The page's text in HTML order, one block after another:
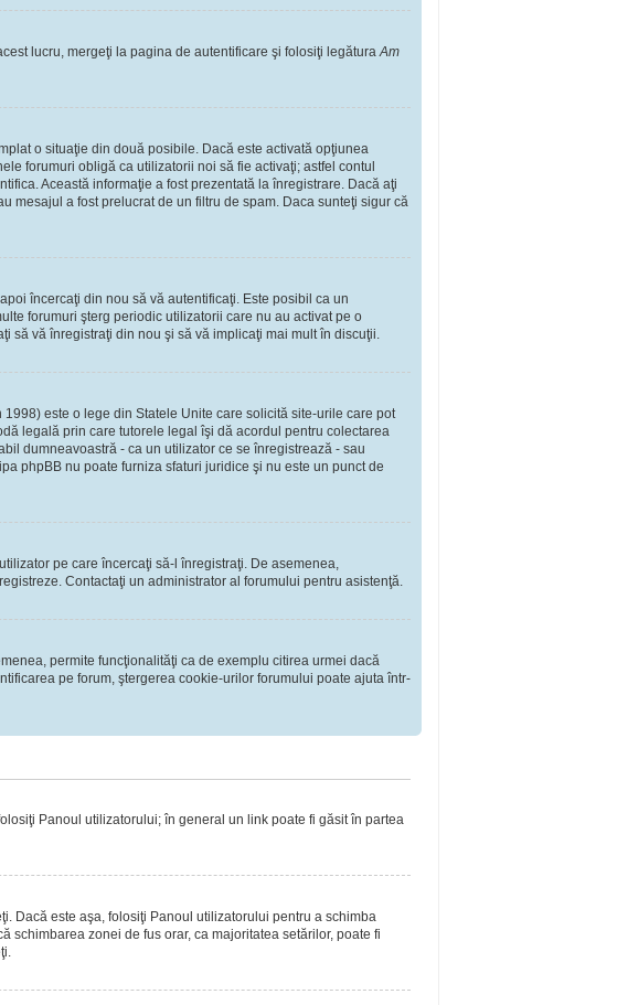
lucru, mergeţi la pagina de autentificare şi folosiţi legăturaAm
o situaţie din două posibile. Dacă este activată opţiunea
forumuri obligă ca utilizatorii noi să fie activaţi; astfel contul
Această informaţie a fost prezentată la înregistrare. Dacă aţi
mesajul a fost prelucrat de un filtru de spam. Daca sunteţi sigur că
încercaţi din nou să vă autentificaţi. Este posibil ca un
forumuri şterg periodic utilizatorii care nu au activat pe o
să vă înregistraţi din nou şi să vă implicaţi mai mult în discuţii.
este o lege din Statele Unite care solicită site-urile care pot
legală prin care tutorele legal îşi dă acordul pentru colectarea
dumneavoastră - ca un utilizator ce se înregistrează - sau
phpBB nu poate furniza sfaturi juridice şi nu este un punct de
pe care încercaţi să-l înregistraţi. De asemenea,
Contactaţi un administrator al forumului pentru asistenţă.
permite funcţionalităţi ca de exemplu citirea urmei dacă
pe forum, ştergerea cookie-urilor forumului poate ajuta într-
Panoul utilizatorului; în general un link poate fi găsit în partea
Dacă este aşa, folosiţi Panoul utilizatorului pentru a schimba
schimbarea zonei de fus orar, ca majoritatea setărilor, poate fi